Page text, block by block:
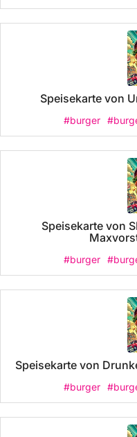
Speisekarte von
#burger
Speisekarte von
#burger
Speisekarte von
#burger